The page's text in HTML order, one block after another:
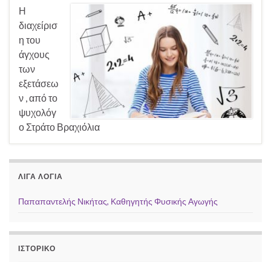
Η
διαχείρισ
η του
άγχους
των
εξετάσεω
ν , από το
ψυχολόγ
ο Στράτο Βραχιόλια
ΛΊΓΑ ΛΌΓΙΑ
Παπαπαντελής Νικήτας, Καθηγητής Φυσικής Αγωγής
ΙΣΤΟΡΙΚΌ